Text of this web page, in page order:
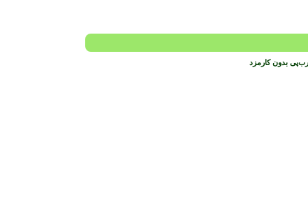
بدون کارمزد